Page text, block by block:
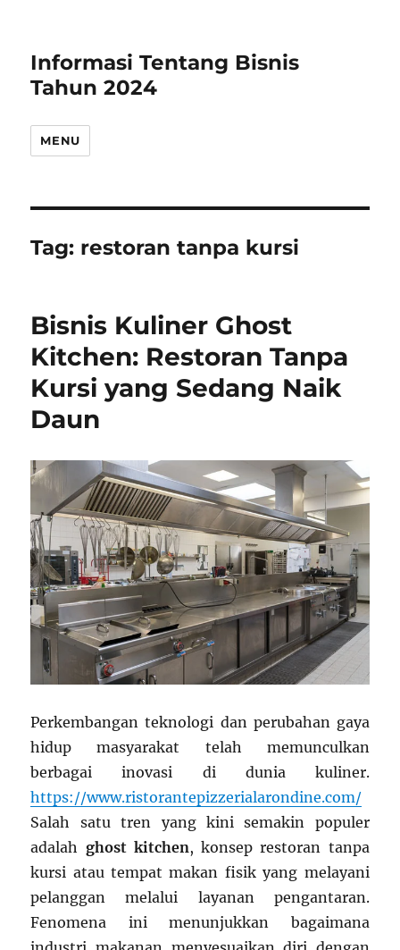
Informasi Tentang Bisnis
Tahun 2024
MENU
Tag: restoran tanpa kursi
Bisnis Kuliner Ghost
Kitchen: Restoran Tanpa
Kursi yang Sedang Naik
Daun
Perkembangan teknologi dan perubahan gaya
hidup masyarakat telah memunculkan
berbagai inovasi di dunia kuliner.
https://www.ristorantepizzerialarondine.com/
Salah satu tren yang kini semakin populer
adalah ghost kitchen, konsep restoran tanpa
kursi atau tempat makan fisik yang melayani
pelanggan melalui layanan pengantaran.
Fenomena ini menunjukkan bagaimana